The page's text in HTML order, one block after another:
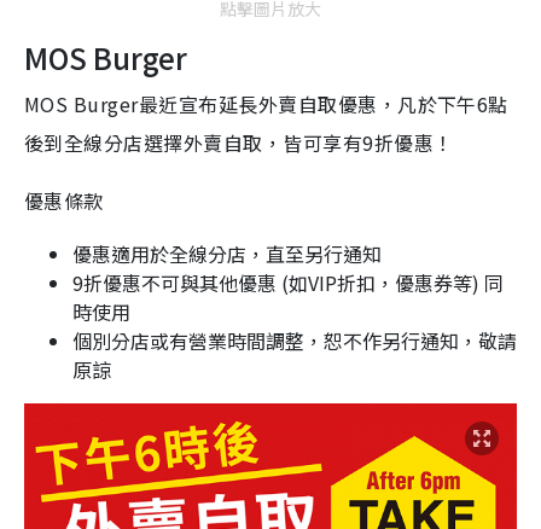
點擊圖片放大
MOS Burger
MOS Burger最近宣布延長外賣自取優惠，凡於下午6點
後到全線分店選擇外賣自取，皆可享有9折優惠！
優惠條款
優惠適用於全線分店，直至另行通知
9折優惠不可與其他優惠 (如VIP折扣，優惠券等) 同
時使用
個別分店或有營業時間調整，恕不作另行通知，敬請
原諒